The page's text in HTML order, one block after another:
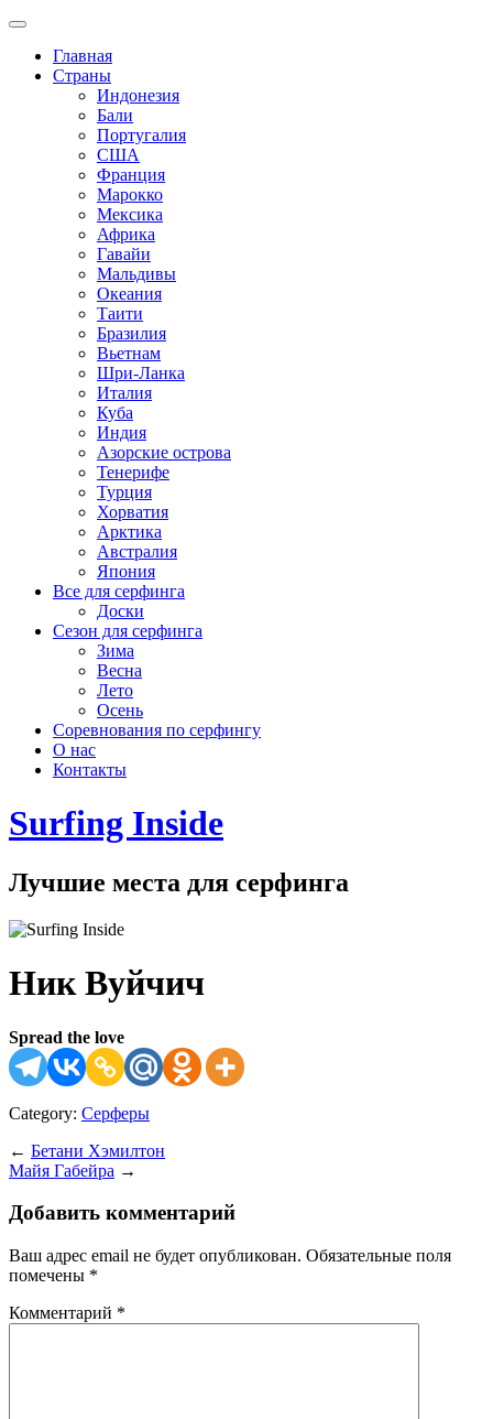
Главная
Страны
Индонезия
Бали
Португалия
США
Франция
Марокко
Мексика
Африка
Гавайи
Мальдивы
Океания
Таити
Бразилия
Вьетнам
Шри-Ланка
Италия
Куба
Индия
Азорские острова
Тенерифе
Турция
Хорватия
Арктика
Австралия
Япония
Все для серфинга
Доски
Сезон для серфинга
Зима
Весна
Лето
Осень
Соревнования по серфингу
О нас
Контакты
Surfing Inside
Лучшие места для серфинга
Ник Вуйчич
Spread the love
Category: Серферы
← Бетани Хэмилтон
Майя Габейра →
Добавить комментарий
Ваш адрес email не будет опубликован. Обязательные поля
помечены *
Комментарий *